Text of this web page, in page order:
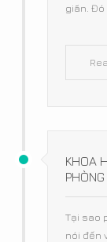
giãn. Đó
KHOA
Tại sao
nói đến